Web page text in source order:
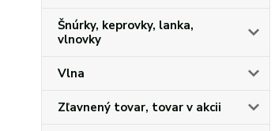
Šnúrky, keprovky, lanka,
vlnovky
Vlna
Zľavnený tovar, tovar v akcii